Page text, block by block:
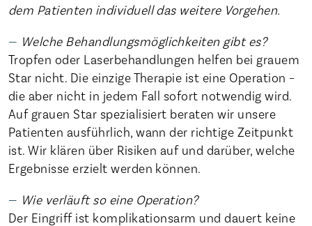
dem Patienten individuell das weitere Vorgehen.
Welche Behandlungsmöglichkeiten gibt es?
Tropfen oder Laserbehandlungen helfen bei grauem
Star nicht. Die einzige Therapie ist eine Operation –
die aber nicht in jedem Fall sofort notwendig wird.
Auf grauen Star spezialisiert beraten wir unsere
Patienten ausführlich, wann der richtige Zeitpunkt
ist. Wir klären über Risiken auf und darüber, welche
Ergebnisse erzielt werden können.
Wie verläuft so eine Operation?
Der Eingriff ist komplikationsarm und dauert keine